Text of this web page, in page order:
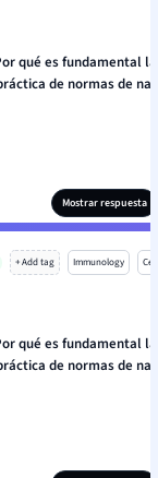
qué es fundamental
de normas de
Mostrar respuesta
+ Add tag Immunology
qué es fundamental
de normas de